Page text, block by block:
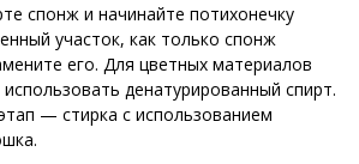
спонж и начинайте потихонечку
участок, как только спонж
его. Для цветных материалов
денатурированный спирт.
— стирка с использованием